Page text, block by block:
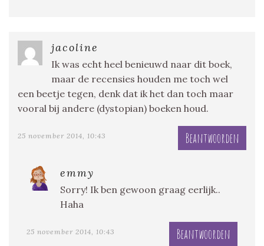
jacoline
Ik was echt heel benieuwd naar dit boek,
maar de recensies houden me toch wel
een beetje tegen, denk dat ik het dan toch maar
vooral bij andere (dystopian) boeken houd.
25 november 2014, 10:43 Beantwoorden
emmy
Sorry! Ik ben gewoon graag eerlijk..
Haha
25 november 2014, 10:43 Beantwoorden